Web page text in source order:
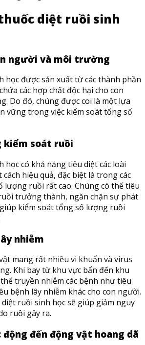
diệt ruồi sinh
người và môi trường
học được sản xuất từ các thành phần
các hợp chất độc hại cho con
Do đó, chúng được coi là một lựa
vững trong việc kiểm soát tổng số
kiểm soát ruồi
học có khả năng tiêu diệt các loài
hiệu quả, đặc biệt là trong các
lượng ruồi rất cao. Chúng có thể tiêu
trưởng thành, ngăn chặn sự phát
kiểm soát tổng số lượng ruồi
nhiễm
mang rất nhiều vi khuẩn và virus
Khi bay từ khu vực bẩn đến khu
truyền nhiễm các bệnh như tiêu
bệnh lây nhiễm khác cho con người.
ruồi sinh học sẽ giúp giảm nguy
ruồi gây ra.
đến động vật hoang dã